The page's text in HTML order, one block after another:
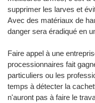
supprimer les larves et
Avec des matériaux de
danger sera éradiqué en
Faire appel à une
processionnaires fait
particuliers ou les
temps à détecter la
n'auront pas à faire le